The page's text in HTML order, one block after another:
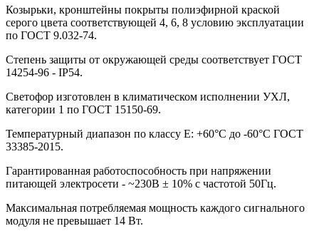
Козырьки, кронштейны покрыты полиэфирной краской
серого цвета соответствующей 4, 6, 8 условию эксплуатации
по ГОСТ 9.032-74.
Степень защиты от окружающей среды соответствует ГОСТ
14254-96 - IP54.
Светофор изготовлен в климатическом исполнении УХЛ,
категории 1 по ГОСТ 15150-69.
Температурный диапазон по классу Е: +60°С до -60°С ГОСТ
33385-2015.
Гарантированная работоспособность при напряжении
питающей электросети - ~230В ± 10% с частотой 50Гц.
Максимальная потребляемая мощность каждого сигнального
модуля не превышает 14 Вт.